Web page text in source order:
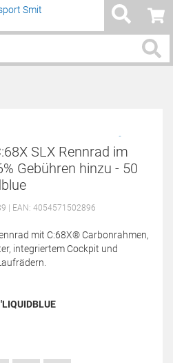
Service / Hilfe
SLX Rennrad im
Gebühren hinzu - 50
| EAN: 4054571502896
mit C:68X® Carbonrahmen,
integriertem Cockpit und